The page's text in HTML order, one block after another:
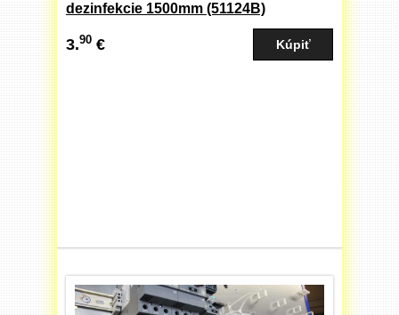
dezinfekcie 1500mm (51124B)
3.90 €